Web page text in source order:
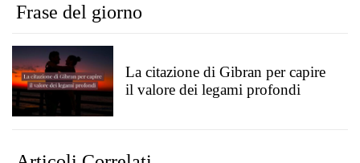
Frase del giorno
La citazione di Gibran per capire
il valore dei legami profondi